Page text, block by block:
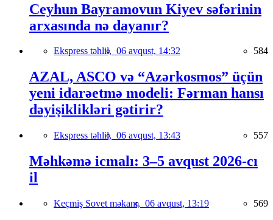
Ceyhun Bayramovun Kiyev səfərinin
arxasında nə dayanır?
Ekspress təhlil, 06 avqust, 14:32 584
AZAL, ASCO və “Azərkosmos” üçün
yeni idarəetmə modeli: Fərman hansı
dəyişiklikləri gətirir?
Ekspress təhlil, 06 avqust, 13:43 557
Məhkəmə icmalı: 3–5 avqust 2026-cı
il
Keçmiş Sovet məkanı, 06 avqust, 13:19 569